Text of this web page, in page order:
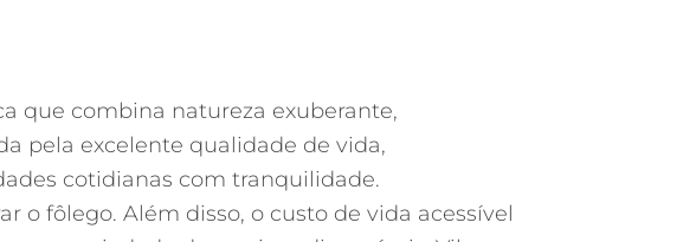
que combina natureza exuberante,
pela excelente qualidade de vida,
cotidianas com tranquilidade.
o fôlego. Além disso, o custo de vida acessível